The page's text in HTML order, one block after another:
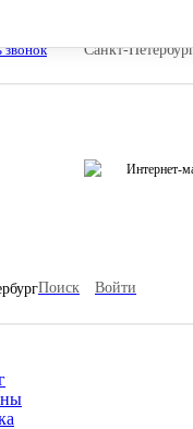
звонок Санкт-
Интернет-
Поиск Войти